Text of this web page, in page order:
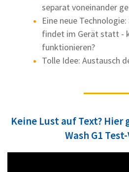
separat voneinander
Eine neue
findet im Gerät statt -
funktionieren?
Tolle Idee: Austausch
Keine Lust auf Text? Hier
Wash G1